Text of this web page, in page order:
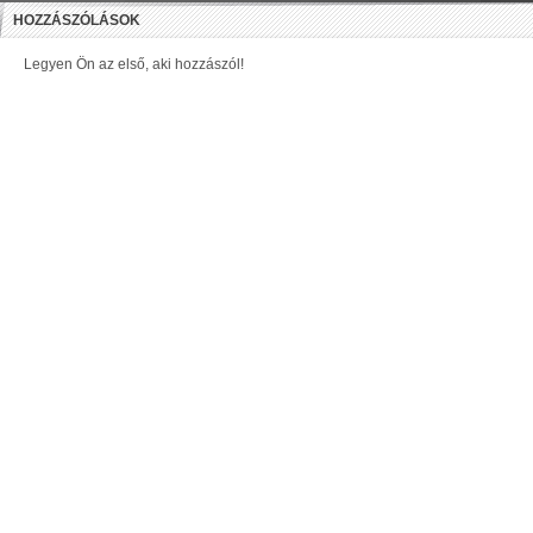
HOZZÁSZÓLÁSOK
Legyen Ön az első, aki hozzászól!